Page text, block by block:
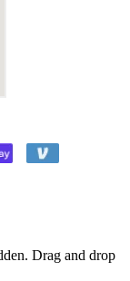
Drag and drop